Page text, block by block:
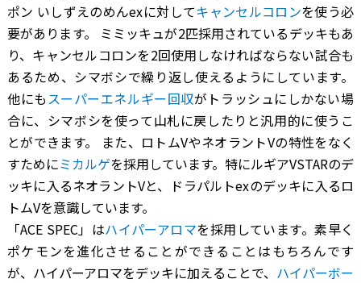
ポン いしずえのめんexに対してキャンセルコロンを使う必
要があります。 ミミッキュが2匹採用されているデッキもあ
り、キャンセルコロンを2回使用しなければならない試合も
あるため、シマボシで繰り返し使えるようにしています。
他にも スーパーエネルギー回収がトラッシュにしかない場
合に、シマボシを使って山札に戻したりと汎用的に使うこ
とができます。 また、ロトムVやネオラントVの特性をなく
すためにミカルゲを採用しています。特にルギアVSTARのデ
ッキに入るネオラントVと、ドラパルトexのデッキに入るロ
トムVを意識しています。
「ACE SPEC」はハイパーアロマを採用しています。素早く
ポケモンを進化させることができることはもちろんです
が、ハイパーアロマをデッキに加えることで、 ハイパーボー